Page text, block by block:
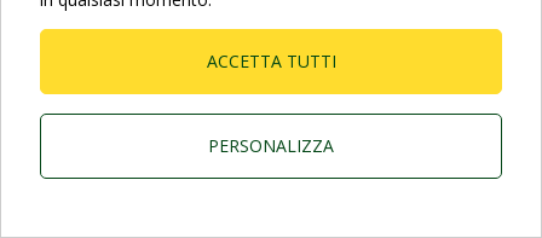
ACCETTA TUTTI
PERSONALIZZA
Dab Pumps Spa © Via Marco Polo, 14 Mestrino
Padova - Italy Tel. +39.049.5125000 Fax
P.I. 03675230282 - R.E.A. Padova N. 328200- Cap.